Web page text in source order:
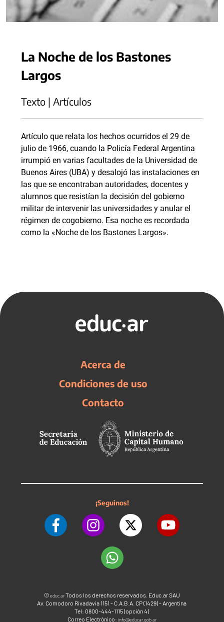
La Noche de los Bastones
Largos
Texto | Artículos
Artículo que relata los hechos ocurridos el 29 de
julio de 1966, cuando la Policía Federal Argentina
irrumpió en varias facultades de la Universidad de
Buenos Aires (UBA) y desalojó las instalaciones en
las que se encontraban autoridades, docentes y
alumnos que resistían la decisión del gobierno
militar de intervenir las universidades y anular el
régimen de cogobierno. Esa noche es recordada
como la «Noche de los Bastones Largos».
Acerca de
Condiciones de uso
Contacto
¡Seguinos!
©educ.arTodos los derechos reservados. Educ.ar SAU
Av. Comodoro Rivadavia 1151 - C.A.B.A. CP (1429) - Argentina
Tel: 0800-444-1115 (opción 4)
Correo Electrónico: info@educar.gob.ar